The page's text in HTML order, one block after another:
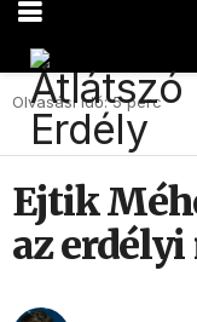
Olvasási Idő: 5 perc
Ejtik
az